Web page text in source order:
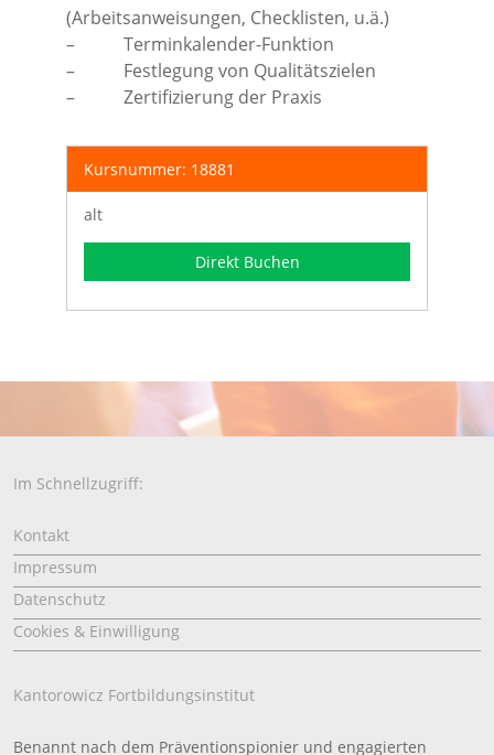
(Arbeitsanweisungen, Checklisten, u.ä.)
– Terminkalender-Funktion
– Festlegung von Qualitätszielen
– Zertifizierung der Praxis
Kursnummer: 18881
alt
Direkt Buchen
Im Schnellzugriff:
Kontakt
Impressum
Datenschutz
Cookies & Einwilligung
Kantorowicz Fortbildungsinstitut
Benannt nach dem Präventionspionier und engagierten